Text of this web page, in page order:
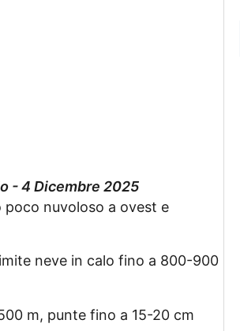
- 4 Dicembre 2025
nuvoloso a ovest e
neve in calo fino a 800-900
m, punte fino a 15-20 cm